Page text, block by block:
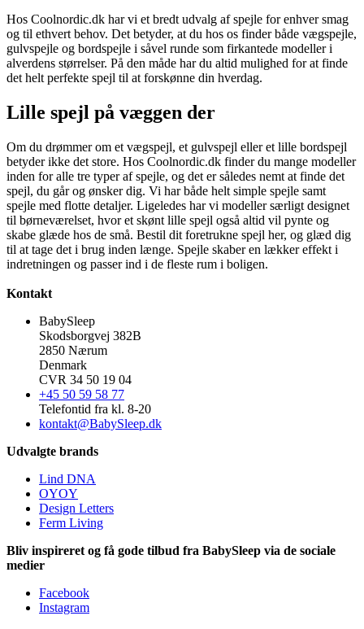
Hos Coolnordic.dk har vi et bredt udvalg af spejle for enhver smag
og til ethvert behov. Det betyder, at du hos os finder både vægspejle,
gulvspejle og bordspejle i såvel runde som firkantede modeller i
alverdens størrelser. På den måde har du altid mulighed for at finde
det helt perfekte spejl til at forskønne din hverdag.
Lille spejl på væggen der
Om du drømmer om et vægspejl, et gulvspejl eller et lille bordspejl
betyder ikke det store. Hos Coolnordic.dk finder du mange modeller
inden for alle tre typer af spejle, og det er således nemt at finde det
spejl, du går og ønsker dig. Vi har både helt simple spejle samt
spejle med flotte detaljer. Ligeledes har vi modeller særligt designet
til børneværelset, hvor et skønt lille spejl også altid vil pynte og
skabe glæde hos de små. Bestil dit foretrukne spejl her, og glæd dig
til at tage det i brug inden længe. Spejle skaber en lækker effekt i
indretningen og passer ind i de fleste rum i boligen.
Kontakt
BabySleep
Skodsborgvej 382B
2850 Nærum
Denmark
CVR 34 50 19 04
+45 50 59 58 77
Telefontid fra kl. 8-20
kontakt@BabySleep.dk
Udvalgte brands
Lind DNA
OYOY
Design Letters
Ferm Living
Bliv inspireret og få gode tilbud fra BabySleep via de sociale
medier
Facebook
Instagram